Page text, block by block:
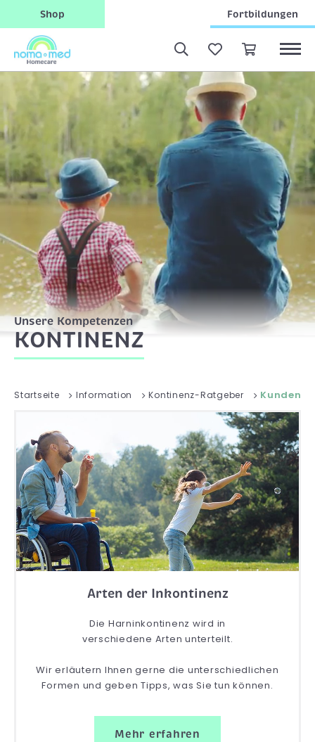
Shop Fortbildungen
Unsere Kompetenzen
KONTINENZ
Startseite Information Kontinenz-Ratgeber
Arten der Inkontinenz
Die Harninkontinenz wird in
verschiedene Arten unterteilt.
Wir erläutern Ihnen gerne die unterschiedlichen
Formen und geben Tipps, was Sie tun können.
Mehr erfahren